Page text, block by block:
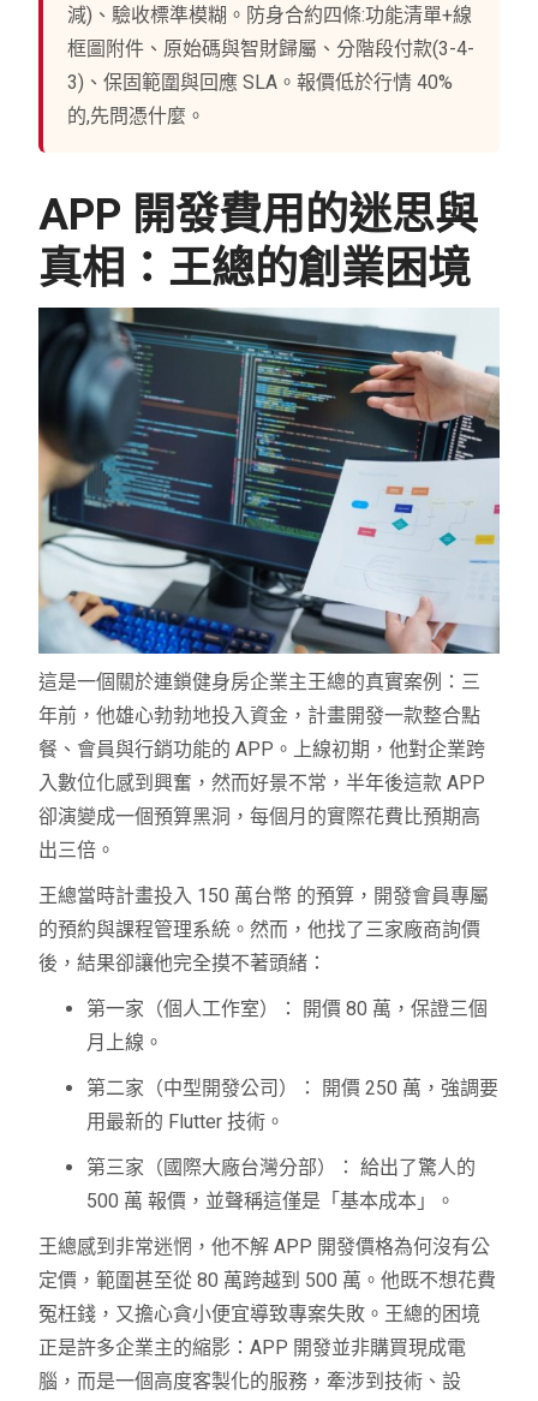
減)、驗收標準模糊。防身合約四條:功能清單+線
框圖附件、原始碼與智財歸屬、分階段付款(3-4-
3)、保固範圍與回應 SLA。報價低於行情 40%
的,先問憑什麼。
APP 開發費用的迷思與
真相：王總的創業困境
這是一個關於連鎖健身房企業主王總的真實案例：三
年前，他雄心勃勃地投入資金，計畫開發一款整合點
餐、會員與行銷功能的 APP。上線初期，他對企業跨
入數位化感到興奮，然而好景不常，半年後這款 APP
卻演變成一個預算黑洞，每個月的實際花費比預期高
出三倍。
王總當時計畫投入 150 萬台幣 的預算，開發會員專屬
的預約與課程管理系統。然而，他找了三家廠商詢價
後，結果卻讓他完全摸不著頭緒：
第一家（個人工作室）： 開價 80 萬，保證三個
月上線。
第二家（中型開發公司）： 開價 250 萬，強調要
用最新的 Flutter 技術。
第三家（國際大廠台灣分部）： 給出了驚人的
500 萬 報價，並聲稱這僅是「基本成本」。
王總感到非常迷惘，他不解 APP 開發價格為何沒有公
定價，範圍甚至從 80 萬跨越到 500 萬。他既不想花費
冤枉錢，又擔心貪小便宜導致專案失敗。王總的困境
正是許多企業主的縮影：APP 開發並非購買現成電
腦，而是一個高度客製化的服務，牽涉到技術、設